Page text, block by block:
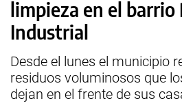
limpieza en el barrio
Industrial
Desde el lunes el municipio
residuos voluminosos que
dejan en el frente de sus